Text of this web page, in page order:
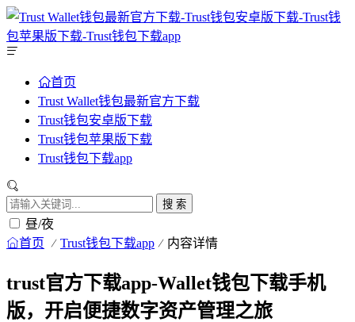
首页
Trust Wallet钱包最新官方下载
Trust钱包安卓版下载
Trust钱包苹果版下载
Trust钱包下载app
搜 索
昼/夜
首页 Trust钱包下载app 内容详情
trust官方下载app-Wallet钱包下载手机
版，开启便捷数字资产管理之旅